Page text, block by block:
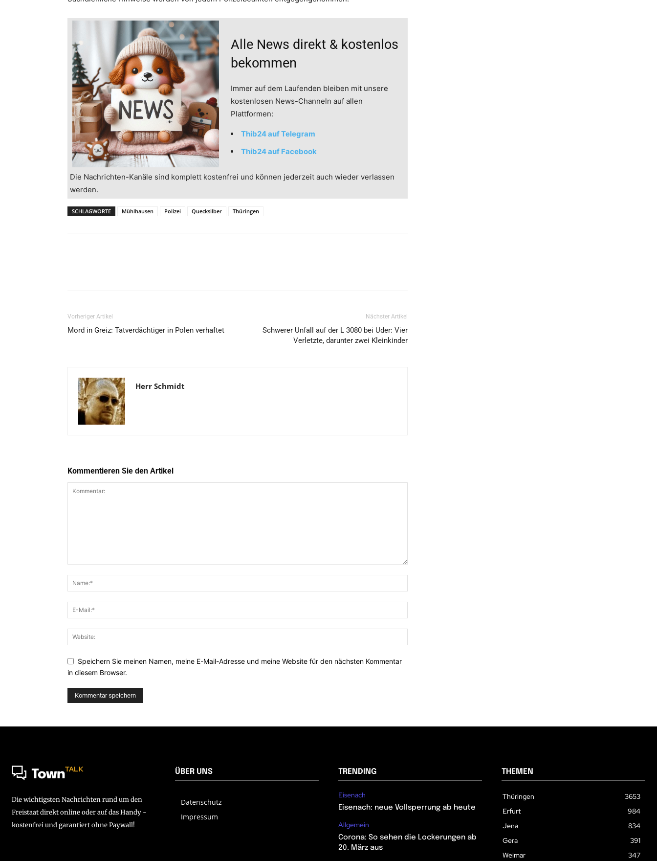
Alle News direkt & kostenlos
bekommen
Immer auf dem Laufenden bleiben mit unsere
kostenlosen News-Channeln auf allen
Plattformen:
Thib24 auf Telegram
Thib24 auf Facebook
Die Nachrichten-Kanäle sind komplett kostenfrei und können jederzeit auch wieder verlassen
werden.
SCHLAGWORTE Mühlhausen Polizei Quecksilber Thüringen
Vorheriger Artikel
Mord in Greiz: Tatverdächtiger in Polen verhaftet
Nächster Artikel
Schwerer Unfall auf der L 3080 bei Uder: Vier
Verletzte, darunter zwei Kleinkinder
Herr Schmidt
Kommentieren Sie den Artikel
Speichern Sie meinen Namen, meine E-Mail-Adresse und meine Website für den nächsten Kommentar
in diesem Browser.
TownTALK
Die wichtigsten Nachrichten rund um den
Freistaat direkt online oder auf das Handy -
kostenfrei und garantiert ohne Paywall!
ÜBER UNS
Datenschutz
Impressum
TRENDING
Eisenach
Eisenach: neue Vollsperrung ab heute
Allgemein
Corona: So sehen die Lockerungen ab
20. März aus
THEMEN
Thüringen
3653
Erfurt
984
Jena
834
Gera
391
Weimar
347